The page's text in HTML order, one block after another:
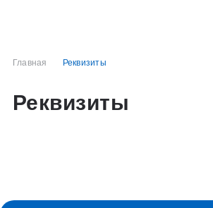
Главная Реквизиты
Реквизиты